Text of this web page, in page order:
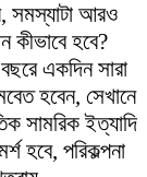
সমস্যাটা আরও
কীভাবে হবে?
একদিন সারা
হবেন, সেখানে
সামরিক ইত্যাদি
হবে, পরিকল্পনা